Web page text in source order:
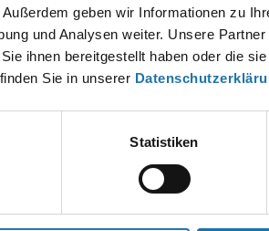
geben wir Informationen zu
und Analysen weiter. Unsere
ihnen bereitgestellt haben oder die
Sie in unserer
Statistiken
Erforderliche Felder sind mit*markiert